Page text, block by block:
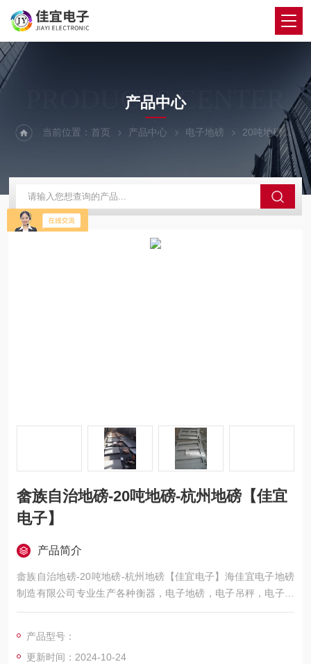
PRODUCTS CENTER
产品中心
当前位置：首页 产品中心 电子地磅 20吨地磅
畲族自治地磅-20吨地磅-杭州地磅【佳宜
电子】
产品简介
畲族自治地磅-20吨地磅-杭州地磅【佳宜电子】海佳宜电子地磅
制造有限公司专业生产各种衡器，电子地磅，电子吊秤，电子叉
车秤，电子汽车衡，移动地磅，超低地磅， 防爆地磅，带打印地
动式汽车衡，出口式地磅，欢迎新老客户前来咨询，
产品型号：
更新时间：2024-10-24